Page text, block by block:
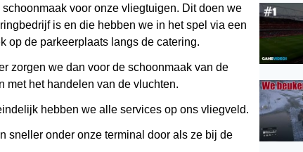
voor onze vliegtuigen. Dit doen we
is en die hebben we in het spel via een
op de parkeerplaats langs de catering.
zorgen we dan voor de schoonmaak van de
met het handelen van de vluchten.
hebben we alle services op ons vliegveld.
sneller onder onze terminal door als ze bij de